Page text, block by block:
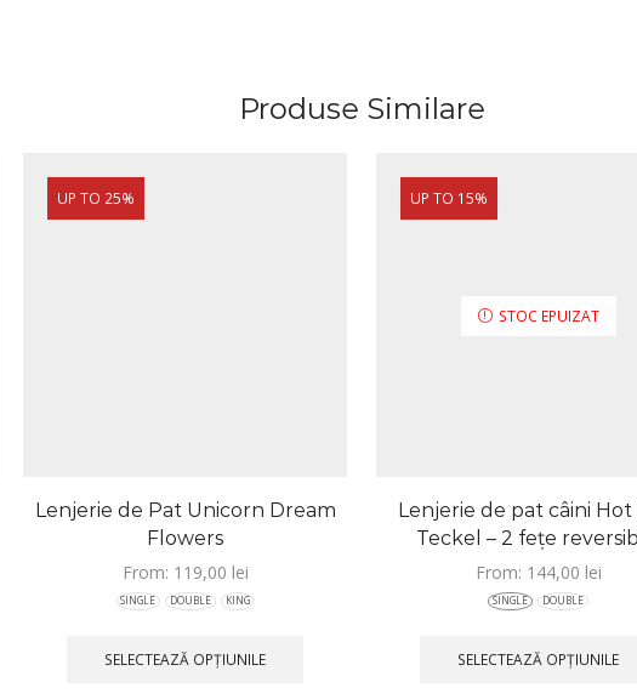
Produse Similare
UP TO 25%
Lenjerie de Pat Unicorn Dream
Flowers
From: 119,00 lei
SINGLE DOUBLE KING
SELECTEAZĂ OPȚIUNILE
UP TO 15%
STOC EPUIZAT
Lenjerie de pat câini Hot
Teckel – 2 fețe
From: 144,00 lei
SINGLE DOUBLE
SELECTEAZĂ OPȚIUNILE